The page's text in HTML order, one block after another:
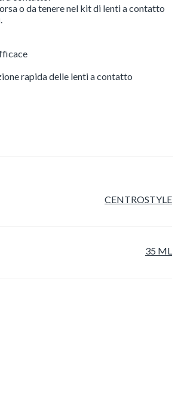
o da tenere nel kit di lenti a contatto
rapida delle lenti a contatto
CENTROSTYLE
35 ML